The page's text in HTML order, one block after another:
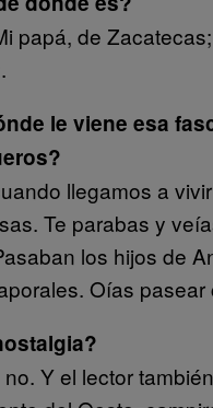
papá, de
le viene esa
llegamos a
Te parabas y
los hijos de
Oías pasear
Y el lector